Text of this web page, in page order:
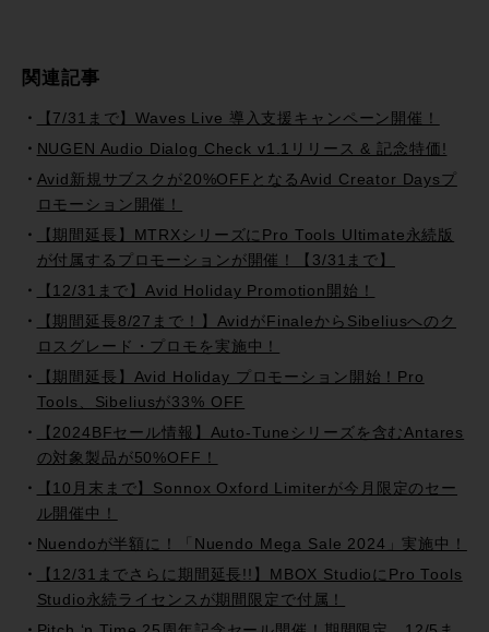
関連記事
【7/31まで】Waves Live 導入支援キャンペーン開催！
NUGEN Audio Dialog Check v1.1リリース & 記念特価!
Avid新規サブスクが20%OFFとなるAvid Creator Daysプ
ロモーション開催！
【期間延長】MTRXシリーズにPro Tools Ultimate永続版
が付属するプロモーションが開催！【3/31まで】
【12/31まで】Avid Holiday Promotion開始！
【期間延長8/27まで！】AvidがFinaleからSibeliusへのク
ロスグレード・プロモを実施中！
【期間延長】Avid Holiday プロモーション開始！Pro
Tools、Sibeliusが33% OFF
【2024BFセール情報】Auto-Tuneシリーズを含むAntares
の対象製品が50%OFF！
【10月末まで】Sonnox Oxford Limiterが今月限定のセー
ル開催中！
Nuendoが半額に！「Nuendo Mega Sale 2024」実施中！
【12/31までさらに期間延長!!】MBOX StudioにPro Tools
Studio永続ライセンスが期間限定で付属！